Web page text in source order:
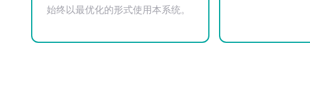
始终以最优化的形式使用本系统。